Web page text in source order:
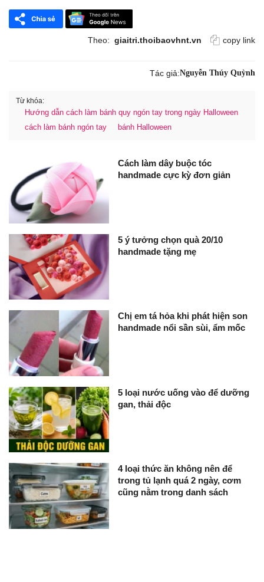
Theo: giaitri.thoibaovhnt.vn copy link
Tác giả:Nguyễn Thúy Quỳnh
Từ khóa:
Hướng dẫn cách làm bánh quy ngón tay trong ngày Halloween
cách làm bánh ngón tay
bánh Halloween
Cách làm dây buộc tóc
handmade cực kỳ đơn giản
5 ý tưởng chọn quà 20/10
handmade tặng mẹ
Chị em tá hỏa khi phát hiện son
handmade nổi sần sùi, ẩm mốc
5 loại nước uống vào để dưỡng
gan, thải độc
4 loại thức ăn không nên để
trong tủ lạnh quá 2 ngày, cơm
cũng nằm trong danh sách